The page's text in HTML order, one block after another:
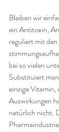
Bleiben wir
ein Antitoxin,
reguliert mit
bei so vielen
Substituiert
einzige Vitamin,
Auswirkungen
natürlich nicht.